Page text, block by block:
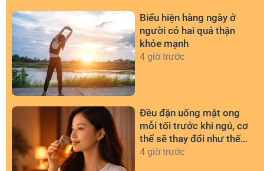
Biểu hiện hàng ngày ở
người có hai quả thận
khỏe mạnh
4 giờ trước
Đều đặn uống mật ong
mỗi tối trước khi ngủ, cơ
thể sẽ thay đổi như thế
nào?
4 giờ trước